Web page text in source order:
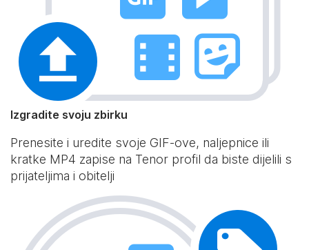
Izgradite svoju zbirku
Prenesite i uredite svoje GIF-ove, naljepnice ili
kratke MP4 zapise na Tenor profil da biste dijelili s
prijateljima i obitelji